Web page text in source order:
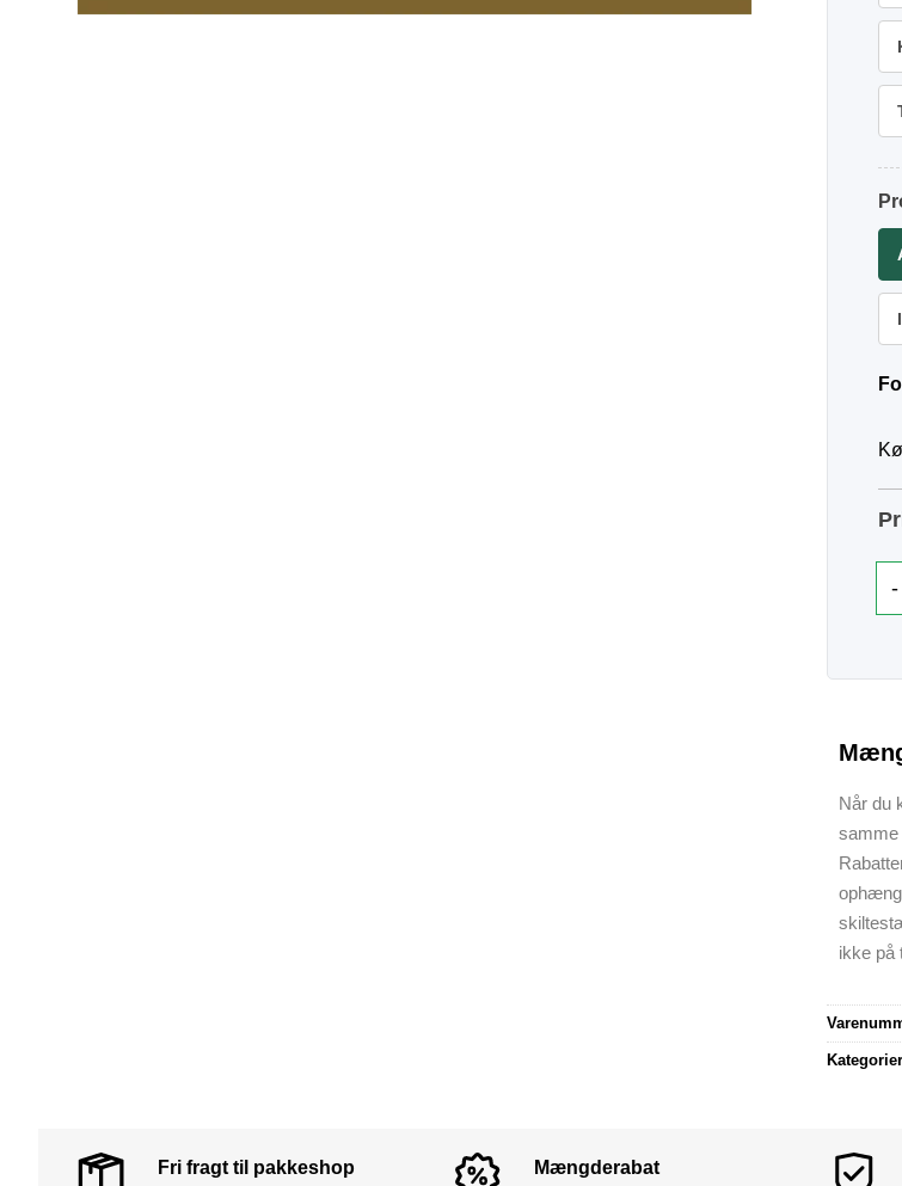
Når du
ikke på
Kategorier
Fri fragt til pakkeshop
Mængderabat